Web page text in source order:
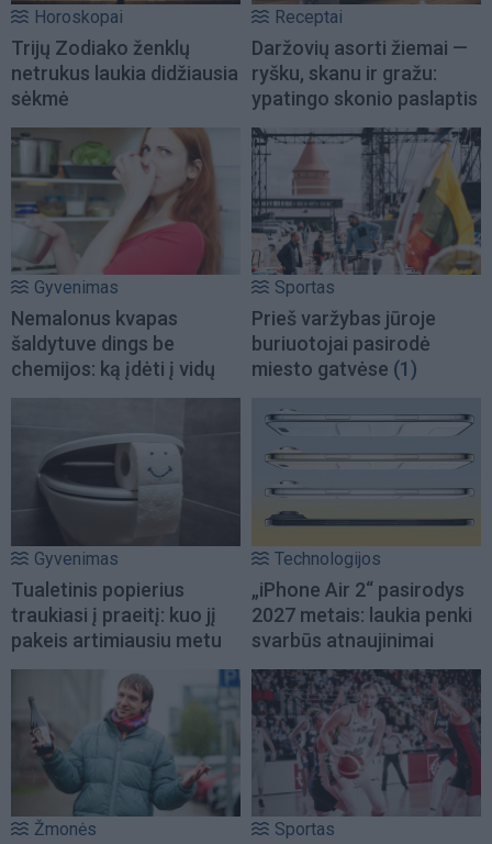
Horoskopai
Trijų Zodiako ženklų
netrukus laukia didžiausia
sėkmė
Receptai
Daržovių asorti žiemai —
ryšku, skanu ir gražu:
ypatingo skonio paslaptis
Gyvenimas
Nemalonus kvapas
šaldytuve dings be
chemijos: ką įdėti į vidų
Sportas
Prieš varžybas jūroje
buriuotojai pasirodė
miesto gatvėse (1)
Gyvenimas
Tualetinis popierius
traukiasi į praeitį: kuo jį
pakeis artimiausiu metu
Technologijos
„iPhone Air 2“ pasirodys
2027 metais: laukia penki
svarbūs atnaujinimai
Žmonės Sportas